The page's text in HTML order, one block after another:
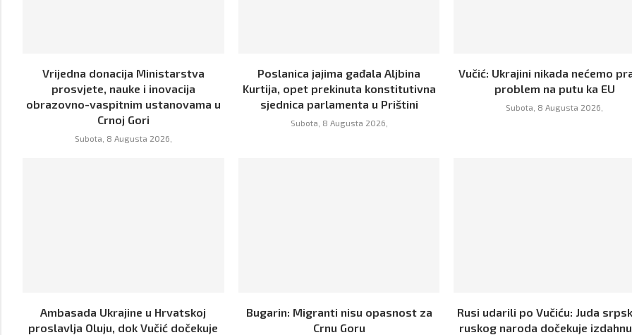
Vrijedna donacija Ministarstva
prosvjete, nauke i inovacija
obrazovno-vaspitnim ustanovama u
Crnoj Gori
Subota, 8 Augusta 2026,
Poslanica jajima gađala Aljbina
Kurtija, opet prekinuta konstitutivna
sjednica parlamenta u Prištini
Subota, 8 Augusta 2026,
Vučić: Ukrajini nikada nećemo
problem na putu ka EU
Subota, 8 Augusta 2026,
Ambasada Ukrajine u Hrvatskoj
proslavlja Oluju, dok Vučić dočekuje
Bugarin: Migranti nisu opasnost za
Crnu Goru
Rusi udarili po Vučiću: Juda
ruskog naroda dočekuje